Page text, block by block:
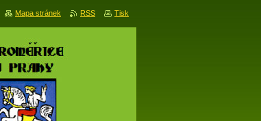
Mapa stránek RSS Tisk